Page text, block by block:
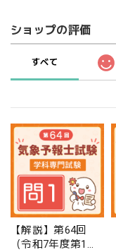
ショップの評価
すべて
【解説】第64回
（令和7年度第1